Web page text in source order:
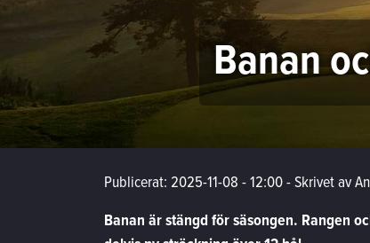
Banan
Publicerat: 2025-11-08 - 12:00-Skrivet av
Banan är stängd för säsongen. Rangen